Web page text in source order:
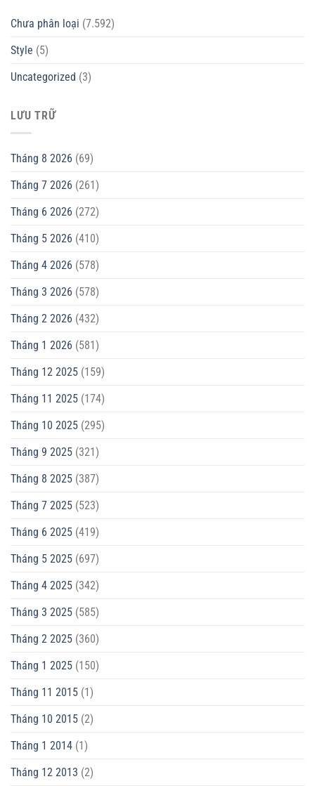
Chưa phân loại (7.592)
Style (5)
Uncategorized (3)
LƯU TRỮ
Tháng 8 2026 (69)
Tháng 7 2026 (261)
Tháng 6 2026 (272)
Tháng 5 2026 (410)
Tháng 4 2026 (578)
Tháng 3 2026 (578)
Tháng 2 2026 (432)
Tháng 1 2026 (581)
Tháng 12 2025 (159)
Tháng 11 2025 (174)
Tháng 10 2025 (295)
Tháng 9 2025 (321)
Tháng 8 2025 (387)
Tháng 7 2025 (523)
Tháng 6 2025 (419)
Tháng 5 2025 (697)
Tháng 4 2025 (342)
Tháng 3 2025 (585)
Tháng 2 2025 (360)
Tháng 1 2025 (150)
Tháng 11 2015 (1)
Tháng 10 2015 (2)
Tháng 1 2014 (1)
Tháng 12 2013 (2)